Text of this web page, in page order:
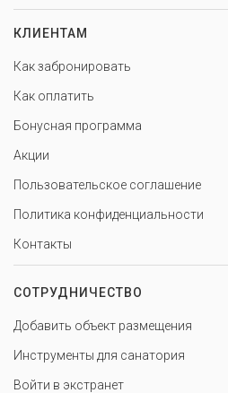
КЛИЕНТАМ
Как забронировать
Как оплатить
Бонусная программа
Акции
Пользовательское соглашение
Политика конфиденциальности
Контакты
СОТРУДНИЧЕСТВО
Добавить объект размещения
Инструменты для санатория
Войти в экстранет